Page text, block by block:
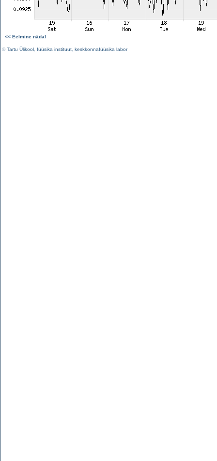
<< Eelmine nädal
©Tartu Ülikool füüsika instituut keskkonnafüüsika labor